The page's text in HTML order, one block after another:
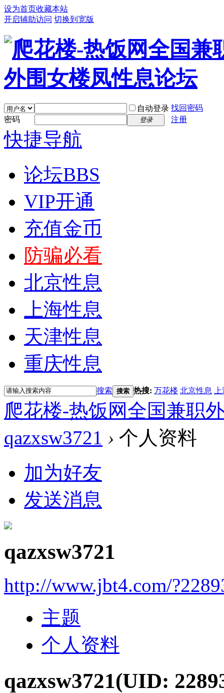
设为首页收藏本站
开启辅助访问 切换到宽版
自动登录 找回密码
密码
登录 注册
快捷导航
论坛BBS
VIP开通
充值金币
防骗必看
北京性息
上海性息
天津性息
重庆性息
搜索 搜索 热搜: 万花楼 北京性息
爬花楼-热饭网全国兼职
qazxsw3721 › 个人资料
加为好友
发送消息
qazxsw3721
http://www.jbt4.com/
主题
个人资料
qazxsw3721(UID: